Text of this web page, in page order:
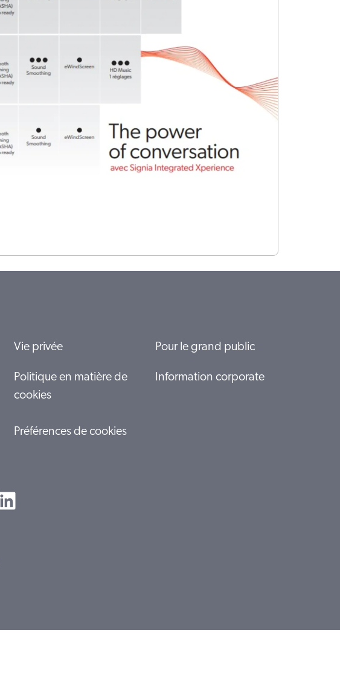
Vie privée
Politique en matière de
cookies
Préférences de cookies
Pour le grand public
Information corporate